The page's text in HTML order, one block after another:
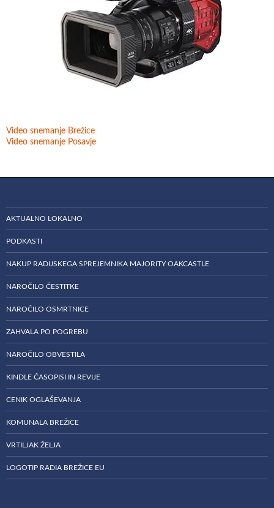
Video snemanje Brežice
Video snemanje Posavje
AKTUALNO LOKALNO
PODKASTI
NAKUP RADIJSKEGA SPREJEMNIKA MAJORITY OAKCASTLE
NAROČILO ČESTITKE
NAROČILO OSMRTNICE
ZAHVALA PO POGREBU
NAROČILO OBVESTILA
KINDLE ČASOPISI IN REVIJE
CENIK OGLAŠEVANJA
KOMUNALA BREŽICE
VRTILJAK ŽELJA
LOGOTIP RADIA BREŽICE EU